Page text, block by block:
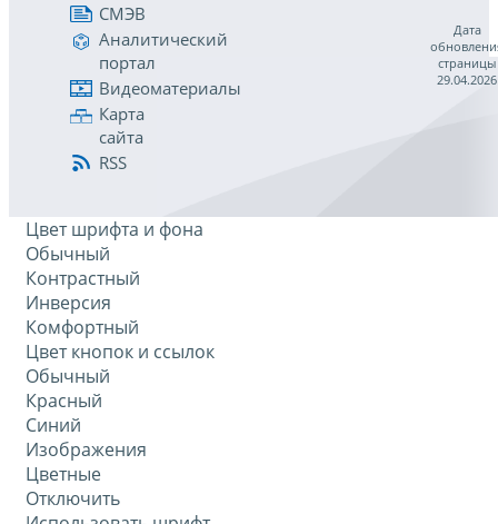
СМЭВ
Аналитический
портал
Видеоматериалы
Карта
сайта
RSS
Дата
страницы
29.04.2026
Цвет шрифта и фона
Обычный
Контрастный
Инверсия
Комфортный
Цвет кнопок и ссылок
Обычный
Красный
Синий
Изображения
Цветные
Отключить